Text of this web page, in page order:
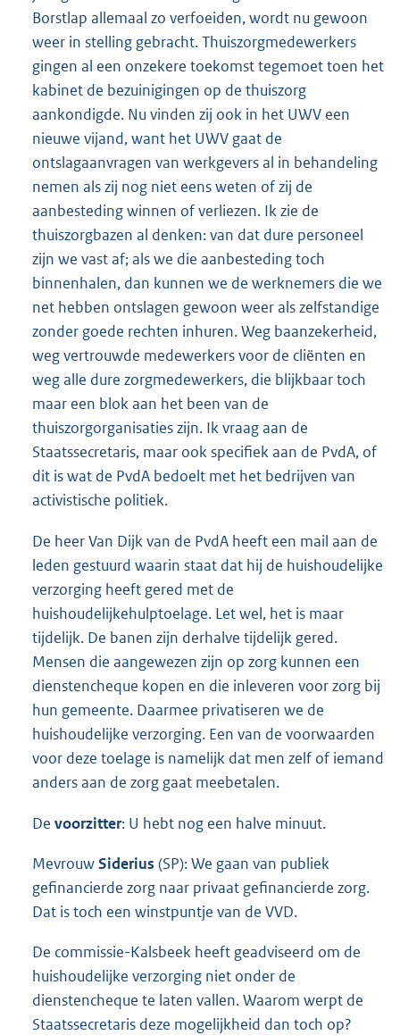
Borstlap allemaal zo verfoeiden, wordt nu gewoon
weer in stelling gebracht. Thuiszorgmedewerkers
gingen al een onzekere toekomst tegemoet toen het
kabinet de bezuinigingen op de thuiszorg
aankondigde. Nu vinden zij ook in het UWV een
nieuwe vijand, want het UWV gaat de
ontslagaanvragen van werkgevers al in behandeling
nemen als zij nog niet eens weten of zij de
aanbesteding winnen of verliezen. Ik zie de
thuiszorgbazen al denken: van dat dure personeel
zijn we vast af; als we die aanbesteding toch
binnenhalen, dan kunnen we de werknemers die we
net hebben ontslagen gewoon weer als zelfstandige
zonder goede rechten inhuren. Weg baanzekerheid,
weg vertrouwde medewerkers voor de cliënten en
weg alle dure zorgmedewerkers, die blijkbaar toch
maar een blok aan het been van de
thuiszorgorganisaties zijn. Ik vraag aan de
Staatssecretaris, maar ook specifiek aan de PvdA, of
dit is wat de PvdA bedoelt met het bedrijven van
activistische politiek.
De heer Van Dijk van de PvdA heeft een mail aan de
leden gestuurd waarin staat dat hij de huishoudelijke
verzorging heeft gered met de
huishoudelijkehulptoelage. Let wel, het is maar
tijdelijk. De banen zijn derhalve tijdelijk gered.
Mensen die aangewezen zijn op zorg kunnen een
dienstencheque kopen en die inleveren voor zorg bij
hun gemeente. Daarmee privatiseren we de
huishoudelijke verzorging. Een van de voorwaarden
voor deze toelage is namelijk dat men zelf of iemand
anders aan de zorg gaat meebetalen.
De voorzitter: U hebt nog een halve minuut.
MevrouwSiderius (SP): We gaan van publiek
gefinancierde zorg naar privaat gefinancierde zorg.
Dat is toch een winstpuntje van de VVD.
De commissie-Kalsbeek heeft geadviseerd om de
huishoudelijke verzorging niet onder de
dienstencheque te laten vallen. Waarom werpt de
Staatssecretaris deze mogelijkheid dan toch op?